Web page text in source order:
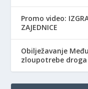
Promo video:
ZAJEDNICE
Obilježavanje
zloupotrebe droga